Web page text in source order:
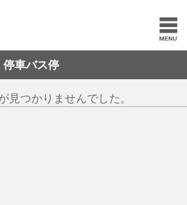
停車バス停
見つかりませんでした。